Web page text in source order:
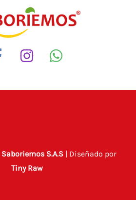
Saboriemos S.A.S| Diseñado por
Tiny Raw